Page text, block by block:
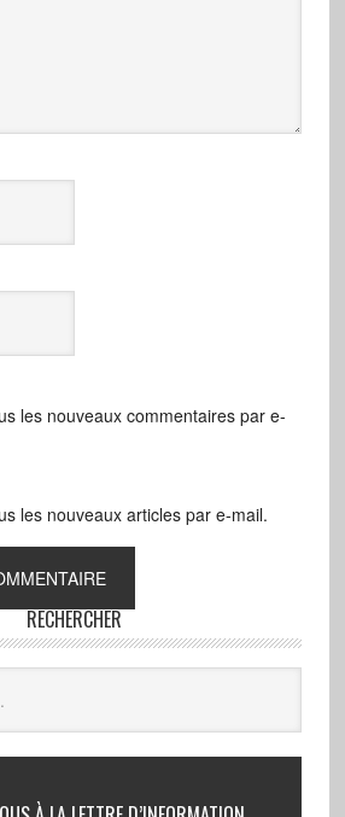
les nouveaux commentaires par e-
les nouveaux articles par e-mail.
RECHERCHER